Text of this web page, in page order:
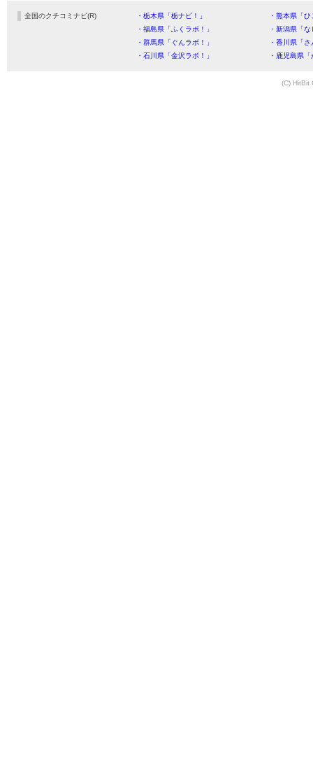
全国のクチコミナビ(R) ・栃木県「栃ナビ！」
・熊本県「
・福島県「ふくラボ！」
・新潟県「
・群馬県「ぐんラボ！」
・香川県「
・石川県「金沢ラボ！」
・鹿児島県
(C) HitBit